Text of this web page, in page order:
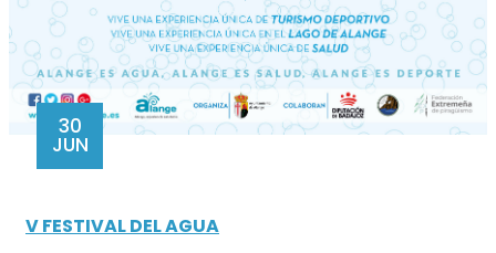
30
JUN
V FESTIVAL DEL AGUA